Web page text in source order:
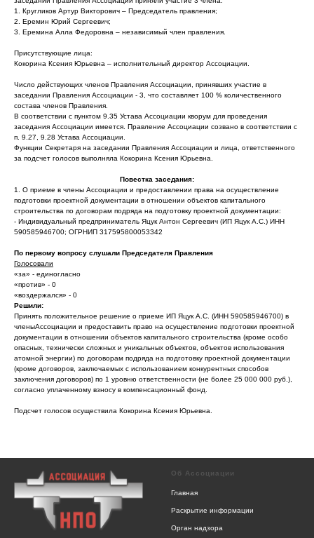
1. Кругликов Артур Викторович – Председатель правления;
2. Еремин Юрий Сергеевич;
3. Еремина Алла Федоровна – независимый член правления.
Присутствующие лица:
Кокорина Ксения Юрьевна – исполнительный директор Ассоциации.
Число действующих членов Правления Ассоциации, принявших участие в
заседании Правления Ассоциации - 3, что составляет 100 % количественного
состава членов Правления.
В соответствии с пунктом 9.35 Устава Ассоциации кворум для проведения
заседания Ассоциации имеется. Правление Ассоциации созвано в соответствии с
п. 9.27, 9.28 Устава Ассоциации.
Функции Секретаря на заседании Правления Ассоциации и лица, ответственного
за подсчет голосов выполняла Кокорина Ксения Юрьевна.
Повестка заседания:
1. О приеме в члены Ассоциации и предоставлении права на осуществление
подготовки проектной документации в отношении объектов капитального
строительства по договорам подряда на подготовку проектной документации:
- Индивидуальный предприниматель Яцук Антон Сергеевич (ИП Яцук А.С.) ИНН
590585946700; ОГРНИП 317595800053342
По первому вопросу слушали Председателя Правления
Голосовали
«за» - единогласно
«против» - 0
«воздержался» - 0
Решили:
Принять положительное решение о приеме ИП Яцук А.С. (ИНН 590585946700) в
членыАссоциации и предоставить право на осуществление подготовки проектной
документации в отношении объектов капитального строительства (кроме особо
опасных, технически сложных и уникальных объектов, объектов использования
атомной энергии) по договорам подряда на подготовку проектной документации
(кроме договоров, заключаемых с использованием конкурентных способов
заключения договоров) по 1 уровню ответственности (не более 25 000 000 руб.),
согласно уплаченному взносу в компенсационный фонд.
Подсчет голосов осуществила Кокорина Ксения Юрьевна.
Об Ассоциации
Главная
Раскрытие информации
Орган надзора